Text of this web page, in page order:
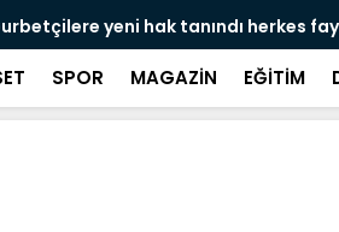
yeni hak tanındı herkes
SPOR MAGAZİN EĞİTİM